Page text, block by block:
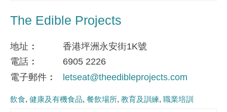
The Edible Projects
地址
香港坪洲永安街1K號
電話
6905 2226
電子郵件
letseat@theedibleprojects.com
飲食 健康及有機食品 餐飲場所 教育及訓練 職業培訓